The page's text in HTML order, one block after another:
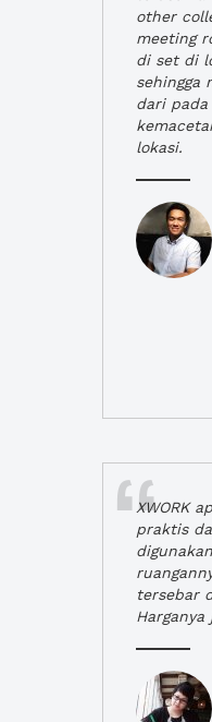
other
meeting
di set di
sehingga
dari pada
lokasi.
XWORK
praktis
tersebar